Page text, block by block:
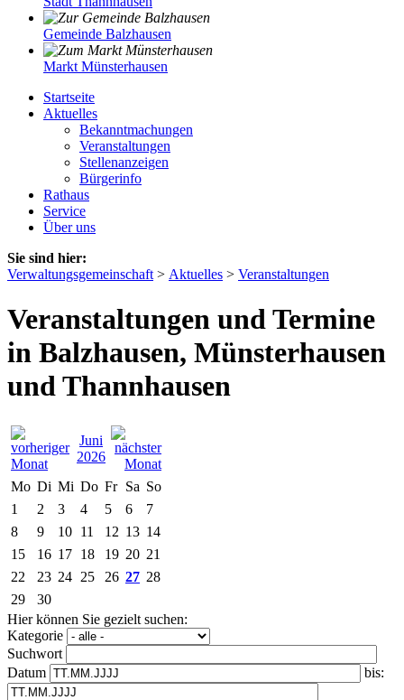
Gemeinde Balzhausen
Markt Münsterhausen
Startseite
Aktuelles
Bekanntmachungen
Veranstaltungen
Stellenanzeigen
Bürgerinfo
Rathaus
Service
Über uns
Sie sind hier:
Verwaltungsgemeinschaft > Aktuelles > Veranstaltungen
Veranstaltungen und Termine
in Balzhausen, Münsterhausen
und Thannhausen
Juni
2026
Mo Di Mi Do Fr Sa So
1
2 3 4 5 6
7
8
9 10 11 12 13 14
15
16 17 18 19 20 21
22
23 24 25 26 27 28
29
30
Hier können Sie gezielt suchen:
Kategorie
Suchwort
Datum
bis: